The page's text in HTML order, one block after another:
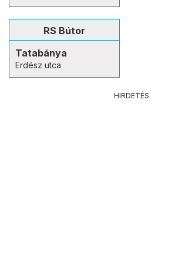
RS Bútor
Tatabánya
Erdész utca
HIRDETÉS